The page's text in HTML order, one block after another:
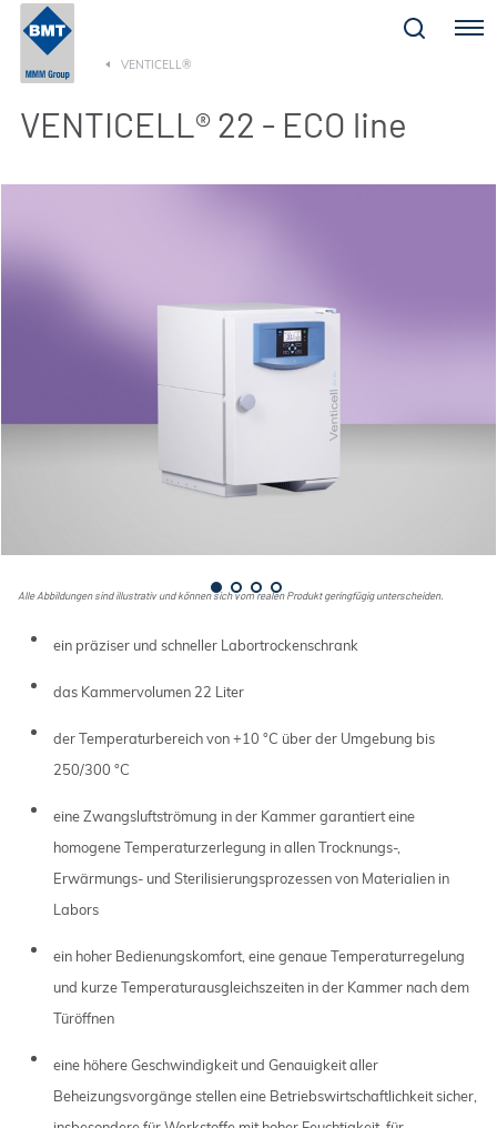
Menu
VENTICELL®
VENTICELL® 22 - ECO line
Alle Abbildungen sind illustrativ und können sich vom realen Produkt geringfügig unterscheiden.
ein präziser und schneller Labortrockenschrank
das Kammervolumen 22 Liter
der Temperaturbereich von +10 °C über der Umgebung bis
250/300 °C
eine Zwangsluftströmung in der Kammer garantiert eine
homogene Temperaturzerlegung in allen Trocknungs-,
Erwärmungs- und Sterilisierungsprozessen von Materialien in
Labors
ein hoher Bedienungskomfort, eine genaue Temperaturregelung
und kurze Temperaturausgleichszeiten in der Kammer nach dem
Türöffnen
eine höhere Geschwindigkeit und Genauigkeit aller
Beheizungsvorgänge stellen eine Betriebswirtschaftlichkeit sicher,